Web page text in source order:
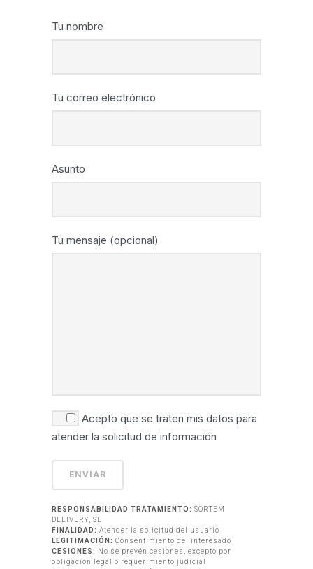
Tu nombre
Tu correo electrónico
Asunto
Tu mensaje (opcional)
Acepto que se traten mis datos para
atender la solicitud de información
RESPONSABILIDAD TRATAMIENTO: SORTEM
DELIVERY, SL
FINALIDAD: Atender la solicitud del usuario
LEGITIMACIÓN: Consentimiento del interesado
CESIONES: No se prevén cesiones, excepto por
obligación legal o requerimiento judicial